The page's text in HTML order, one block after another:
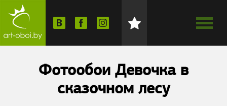
Фотообои Девочка в
сказочном лесу